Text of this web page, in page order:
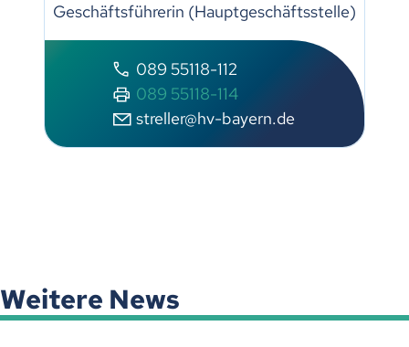
Geschäftsführerin (Hauptgeschäftsstelle)
089 55118-112
089 55118-114
streller@hv-bayern.de
Weitere News